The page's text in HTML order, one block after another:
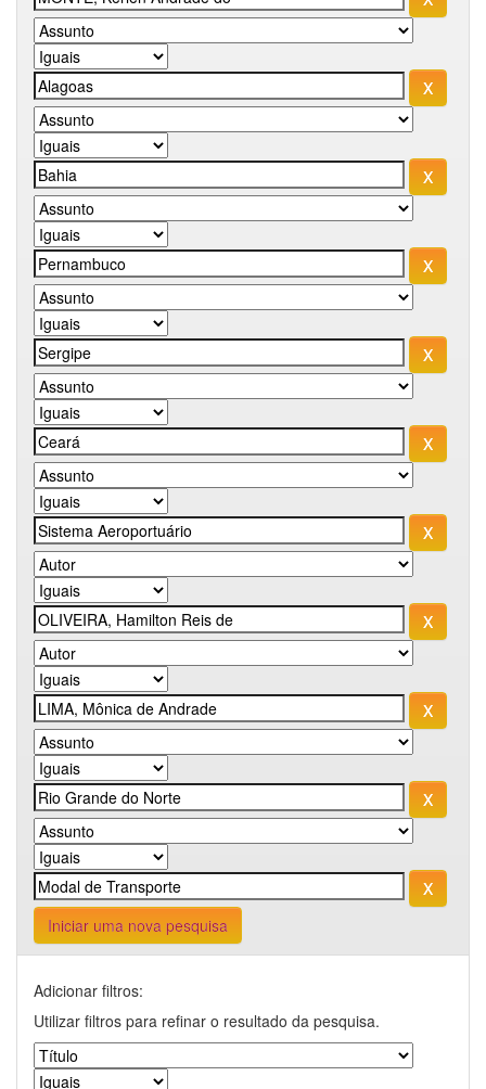
Iniciar uma nova pesquisa
Adicionar filtros:
Utilizar filtros para refinar o resultado da pesquisa.